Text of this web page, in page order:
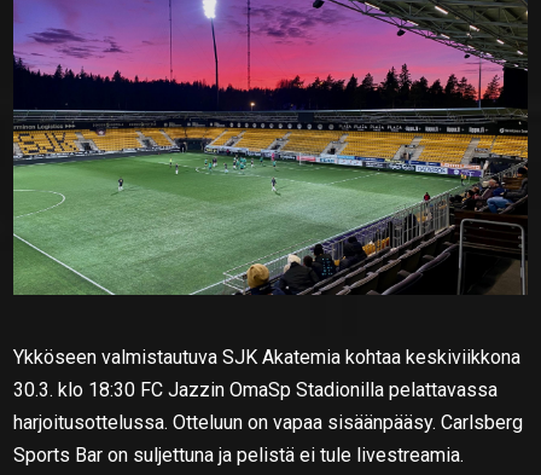
Ykköseen valmistautuva SJK Akatemia kohtaa keskiviikkona
30.3. klo 18:30 FC Jazzin OmaSp Stadionilla pelattavassa
harjoitusottelussa. Otteluun on vapaa sisäänpääsy. Carlsberg
Sports Bar on suljettuna ja pelistä ei tule livestreamia.